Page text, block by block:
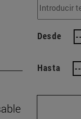
Desde
Hasta